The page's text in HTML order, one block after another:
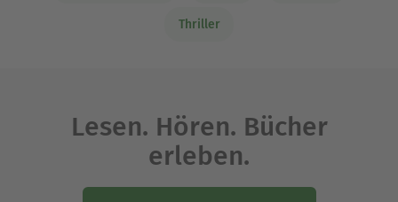
Thriller
Lesen. Hören. Bücher
erleben.